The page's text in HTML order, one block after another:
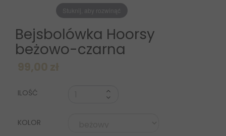
Stuknij, aby rozwinąć
Bejsbolówka Hoorsy
beżowo-czarna
ILOŚĆ
KOLOR